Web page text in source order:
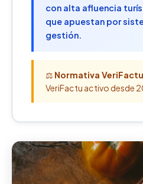
con alta afluencia
que apuestan por
gestión.
⚖️ Normativa
VeriFactu activo desde